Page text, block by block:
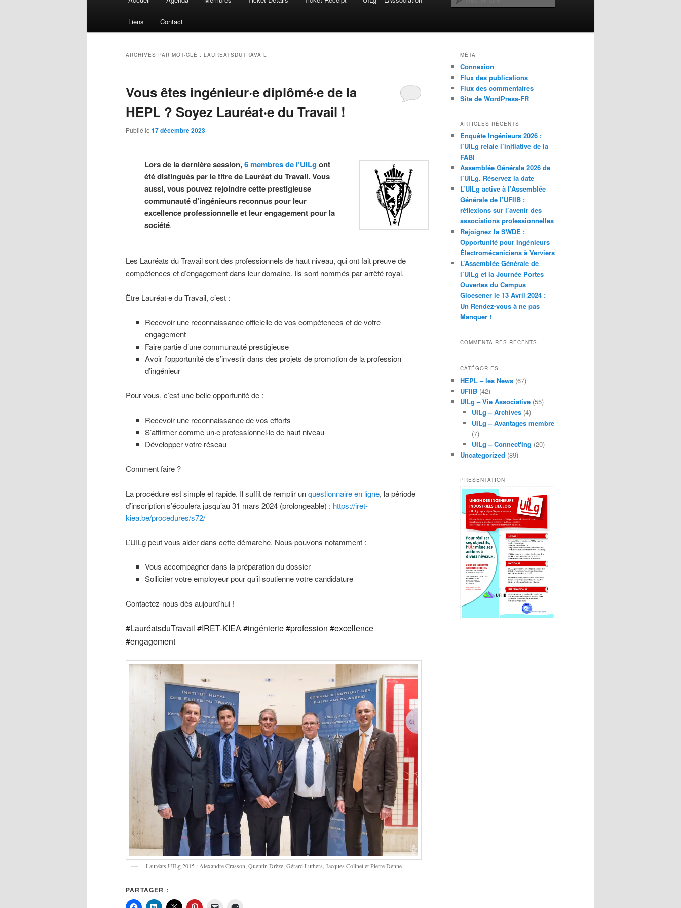
Liens Contact
ARCHIVES PAR MOT-CLÉ : LAURÉATSDUTRAVAIL
Vous êtes ingénieur·e diplômé·e de la
HEPL ? Soyez Lauréat·e du Travail !
Publié le 17 décembre 2023
Lors de la dernière session,6 membres de l’UILgont
été distingués par le titre de Lauréat du Travail. Vous
aussi, vous pouvez rejoindre cette prestigieuse
communauté d’ingénieurs reconnus pour leur
excellence professionnelle et leur engagement pour la
société.
Les Lauréats du Travail sont des professionnels de haut niveau, qui ont fait preuve de
compétences et d’engagement dans leur domaine. Ils sont nommés par arrêté royal.
Être Lauréat·e du Travail, c’est :
Recevoir une reconnaissance officielle de vos compétences et de votre
engagement
Faire partie d’une communauté prestigieuse
Avoir l’opportunité de s’investir dans des projets de promotion de la profession
d’ingénieur
Pour vous, c’est une belle opportunité de :
Recevoir une reconnaissance de vos efforts
S’affirmer comme un·e professionnel·le de haut niveau
Développer votre réseau
Comment faire ?
La procédure est simple et rapide. Il suffit de remplir unquestionnaire en ligne, la période
d’inscription s’écoulera jusqu’au 31 mars 2024 (prolongeable) : https://iret-
kiea.be/procedures/s72/
L’UILg peut vous aider dans cette démarche. Nous pouvons notamment :
Vous accompagner dans la préparation du dossier
Solliciter votre employeur pour qu’il soutienne votre candidature
Contactez-nous dès aujourd’hui !
#LauréatsduTravail #IRET-KIEA #ingénierie #profession #excellence
#engagement
Lauréats UILg 2015 : Alexandre Crasson, Quentin Drèze, Gérard Luthers, Jacques Colinet et Pierre Denne
PARTAGER :
MÉTA
Connexion
Flux des publications
Flux des commentaires
Site de WordPress-FR
ARTICLES RÉCENTS
Enquête Ingénieurs 2026 :
l’UILg relaie l’initiative de la
FABI
Assemblée Générale 2026 de
l’UILg. Réservez la date
L’UILg active à l’Assemblée
Générale de l’UFIIB :
réflexions sur l’avenir des
associations professionnelles
Rejoignez la SWDE :
Opportunité pour Ingénieurs
Électromécaniciens à Verviers
L’Assemblée Générale de
l’UILg et la Journée Portes
Ouvertes du Campus
Gloesener le 13 Avril 2024 :
Un Rendez-vous à ne pas
Manquer !
COMMENTAIRES RÉCENTS
CATÉGORIES
HEPL – les News (67)
UFIIB (42)
UILg – Vie Associative (55)
UILg – Archives(4)
UILg – Avantages membre
(7)
UILg – Connect'Ing (20)
Uncategorized (89)
PRÉSENTATION